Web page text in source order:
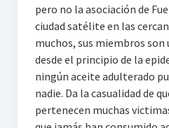
pero no la asociación de
ciudad satélite en las
muchos, sus miembros son
desde el principio de la
ningún aceite adulterado
nadie. Da la casualidad de
pertenecen muchas